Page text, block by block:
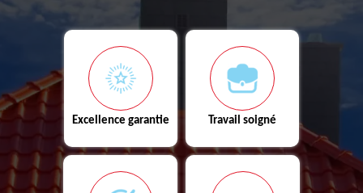
Excellence garantie Travail soigné